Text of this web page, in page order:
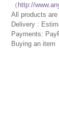
（ http://
All products
Delivery :
Payments:
Buying an item